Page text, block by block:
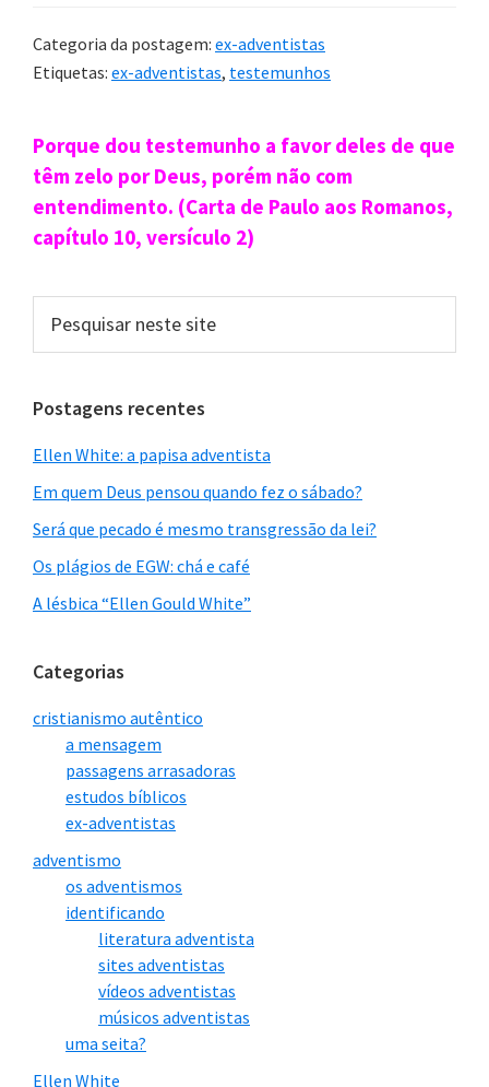
Vídeo“Por que sai da seita adventista do
sétimo dia”
(youtube.com/c/TVCAMINHOLIVRE/videos
ele examina o adventismo do sétimo dia à luz da
Bíblia.
Vídeo“Por que deixamos a igreja adventista”
Neste outro vídeo o Paulo César Albuquerque
apresenta mais detalhes sobre sua saída do
adventismo. E o Elias, grande amigo do Paulo
César, também conta por que deixou essa seita.
Lilian Borges (cidade de Guarapari,
ES)
Categoria da postagem: ex-adventistas
Etiquetas: ex-adventistas, testemunhos
Sidebar
primária
Porque dou testemunho a favor deles de que
têm zelo por Deus, porém não com
entendimento. (Carta de Paulo aos Romanos,
capítulo 10, versículo 2)
neste
site
Postagens recentes
Ellen White: a papisa adventista
Em quem Deus pensou quando fez o sábado?
Será que pecado é mesmo transgressão da lei?
Os plágios de EGW: chá e café
A lésbica “Ellen Gould White”
Categorias
cristianismo autêntico
a mensagem
passagens arrasadoras
estudos bíblicos
ex-adventistas
adventismo
os adventismos
identificando
literatura adventista
sites adventistas
vídeos adventistas
músicos adventistas
uma seita?
Ellen White